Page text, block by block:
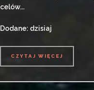
celów...
Dodane: dzisiaj
CZYTAJ WIĘCEJ